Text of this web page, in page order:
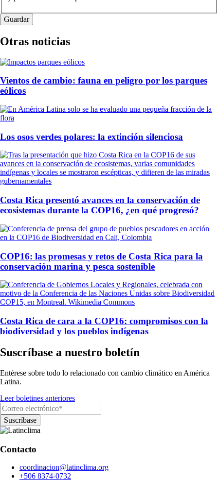
Otras noticias
Vientos de cambio: fauna en peligro por los parques
eólicos
Los osos verdes polares: la extinción silenciosa
Costa Rica presentó avances en la conservación de
ecosistemas durante la COP16, ¿en qué progresó?
COP16: las promesas y retos de Costa Rica para la
conservación marina y pesca sostenible
Costa Rica de cara a la COP16: compromisos con la
biodiversidad y los pueblos indígenas
Suscríbase a nuestro boletín
Entérese sobre todo lo relacionado con cambio climático en América
Latina.
Leer boletines anteriores
Contacto
coordinacion@latinclima.org
+506 8374-0732